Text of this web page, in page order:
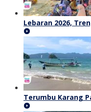
Lebaran 2026,
Terumbu Karang